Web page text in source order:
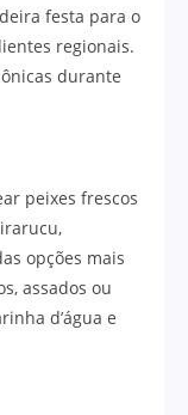
festa para o
regionais.
durante
peixes frescos
opções mais
assados ou
d’água e